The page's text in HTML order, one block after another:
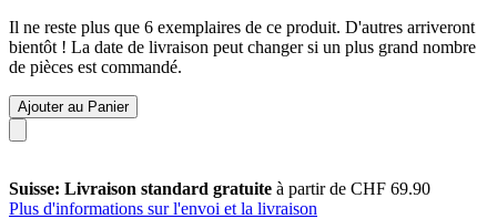
Il ne reste plus que 6 exemplaires de ce produit. D'autres arriveront
bientôt ! La date de livraison peut changer si un plus grand nombre
de pièces est commandé.
Ajouter au Panier
Suisse: Livraison standard gratuite à partir de CHF 69.90
Plus d'informations sur l'envoi et la livraison